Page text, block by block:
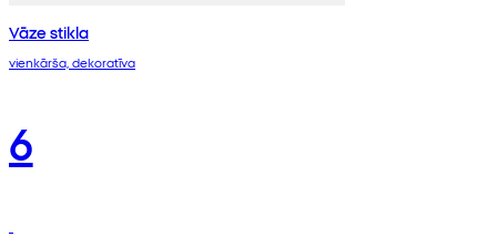
Vāze stikla
vienkārša, dekoratīva
6